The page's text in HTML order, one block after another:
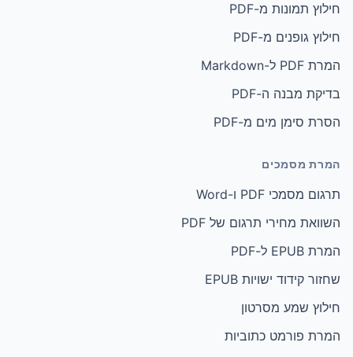
חילוץ תמונות מ-PDF
חילוץ גופנים מ-PDF
המרת PDF ל-Markdown
בדיקת מבנה ה-PDF
הסרת סימן מים מ-PDF
המרת מסמכים
תרגום מסמכי PDF ו-Word
השוואת מחירי תרגום של PDF
המרת EPUB ל-PDF
שחזור קידוד ישויות EPUB
חילוץ שמע מסרטון
המרת פורמט כתוביות